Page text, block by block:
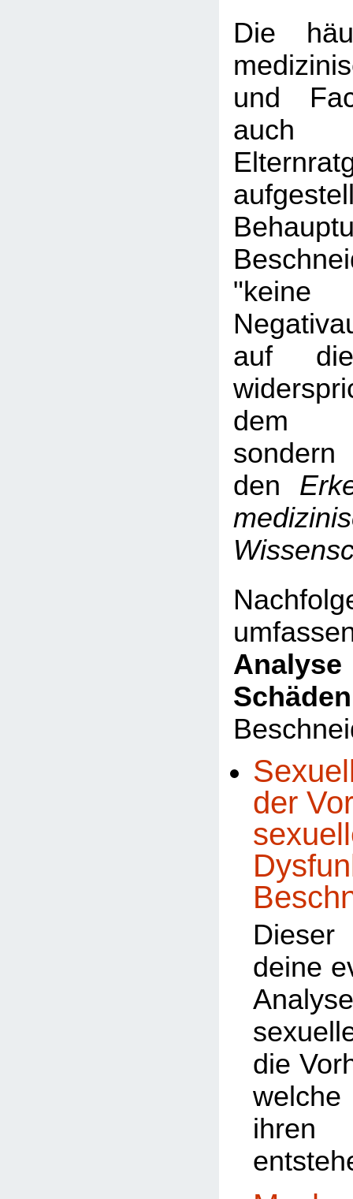
Die
und
auch
"keine
auf die
dem
den
Schäden
der
deine
die